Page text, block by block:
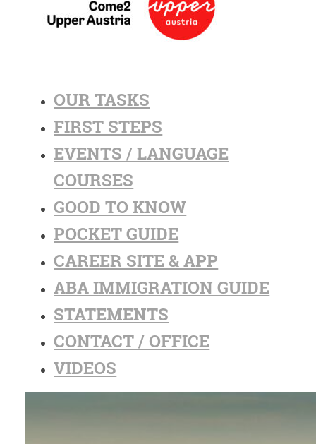
OUR TASKS
FIRST STEPS
EVENTS / LANGUAGE
COURSES
GOOD TO KNOW
POCKET GUIDE
CAREER SITE & APP
ABA IMMIGRATION GUIDE
STATEMENTS
CONTACT / OFFICE
VIDEOS